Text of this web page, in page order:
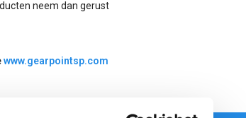
neem dan gerust
www.gearpointsp.com